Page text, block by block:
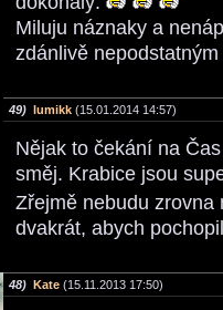
Miluju náznaky a
zdánlivě
49) lumikk (15.01.2014 14:57)
Nějak to čekání na
směj. Krabice jsou
Zřejmě nebudu
dvakrát, abych
48) Kate (15.11.2013 17:50)